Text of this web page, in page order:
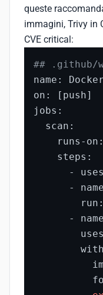
queste
immagini, Trivy in
CVE critical:
## .github/
name:
on: [push]
jobs:
  scan:
runs-
    steps:
-
-
-